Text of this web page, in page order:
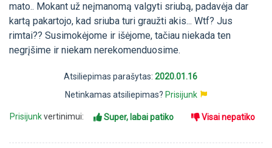
mato.. Mokant už neįmanomą valgyti sriubą, padavėja dar
kartą pakartojo, kad sriuba turi graužti akis... Wtf? Jus
rimtai?? Susimokėjome ir išėjome, tačiau niekada ten
negrįšime ir niekam nerekomenduosime.
Atsiliepimas parašytas: 2020.01.16
Netinkamas atsiliepimas? Prisijunk
Prisijunkvertinimui: Super, labai patiko Visai nepatiko